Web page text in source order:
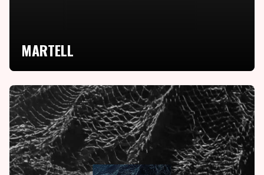
MARTELL